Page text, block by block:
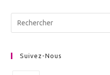
Suivez-Nous